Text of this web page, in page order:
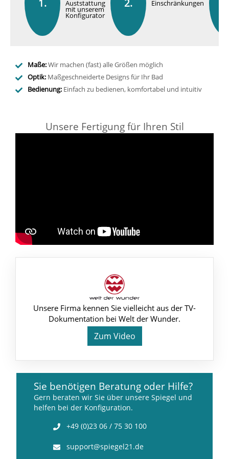
1. Auststattung
mit unserem
Konfigurator
2. Einschränkungen
Maße:Wir machen (fast) alle Größen möglich
Optik: Maßgeschneiderte Designs für Ihr Bad
Bedienung: Einfach zu bedienen, komfortabel und intuitiv
Unsere Fertigung für Ihren Stil
Unsere Firma kennen Sie vielleicht aus der TV-
Dokumentation bei Welt der Wunder.
Zum Video
Sie benötigen Beratung oder Hilfe?
Gern beraten wir Sie über unsere Spiegel und
helfen bei der Konfiguration.
+49 (0)23 06 / 75 30 100
support@spiegel21.de